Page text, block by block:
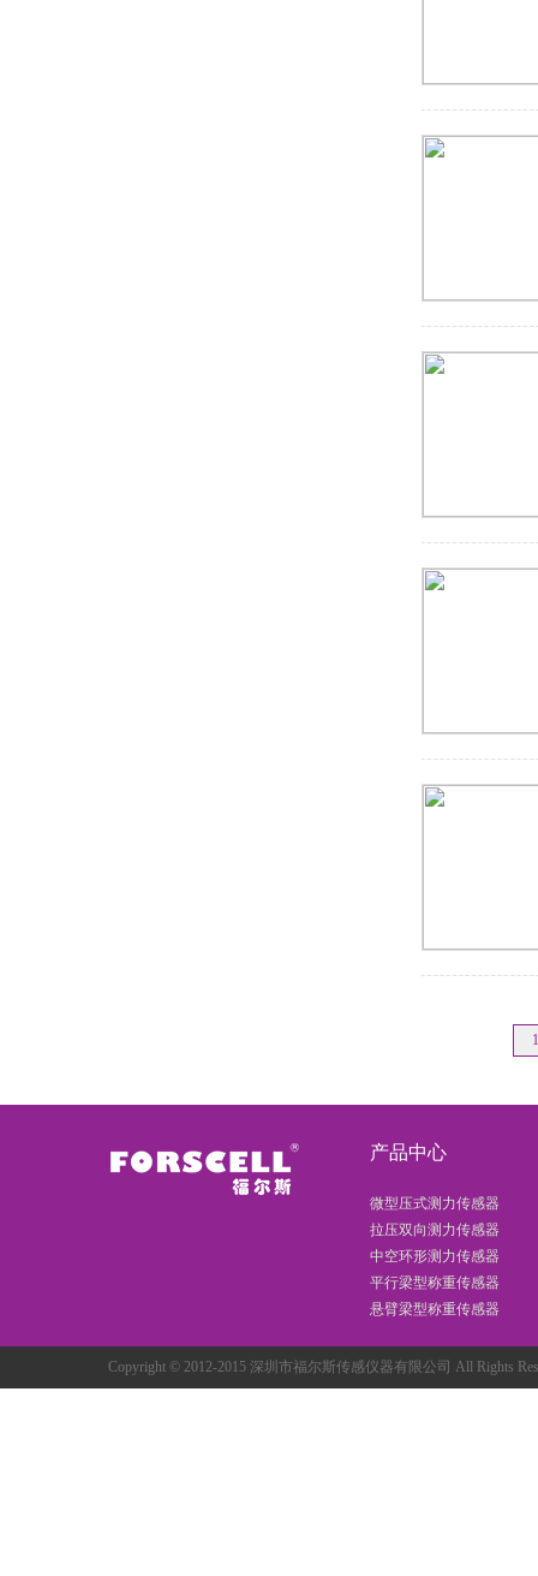
1
产品中心
微型压式测力传感器
拉压双向测力传感器
中空环形测力传感器
平行梁型称重传感器
悬臂梁型称重传感器
Copyright © 2012-2015 深圳市福尔斯传感仪器有限公司 All Rights